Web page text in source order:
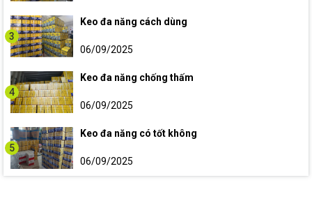
3
Keo đa năng cách dùng
06/09/2025
4
Keo đa năng chống thấm
06/09/2025
5
Keo đa năng có tốt không
06/09/2025